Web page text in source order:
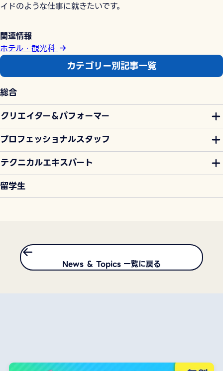
イドのような仕事に就きたいです。
関連情報
ホテル・観光科
カテゴリー別記事一覧
総合
クリエイター＆パフォーマー
プロフェッショナルスタッフ
テクニカルエキスパート
留学生
News ＆ Topics 一覧に戻る